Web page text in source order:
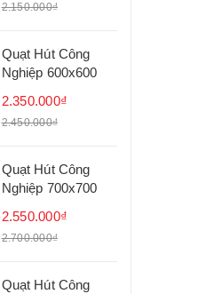
2.150.000₫
Quạt Hút Công
Nghiệp 600x600
2.350.000₫
2.450.000₫
Quạt Hút Công
Nghiệp 700x700
2.550.000₫
2.700.000₫
Quạt Hút Công